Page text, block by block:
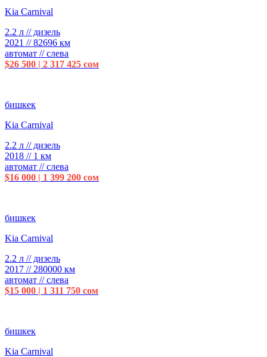
Kia Carnival
2.2 л // дизель
2021 // 82696 км
автомат // слева
$26 500 | 2 317 425 сом
бишкек
Kia Carnival
2.2 л // дизель
2018 // 1 км
автомат // слева
$16 000 | 1 399 200 сом
бишкек
Kia Carnival
2.2 л // дизель
2017 // 280000 км
автомат // слева
$15 000 | 1 311 750 сом
бишкек
Kia Carnival